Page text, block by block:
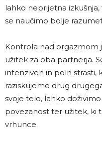
lahko neprijetna
se naučimo bolje
Kontrola nad orgazmom
užitek za oba partnerja.
intenziven in poln strasti,
raziskujemo drug
svoje telo, lahko
povezanost ter užitek, ki
vrhunce.